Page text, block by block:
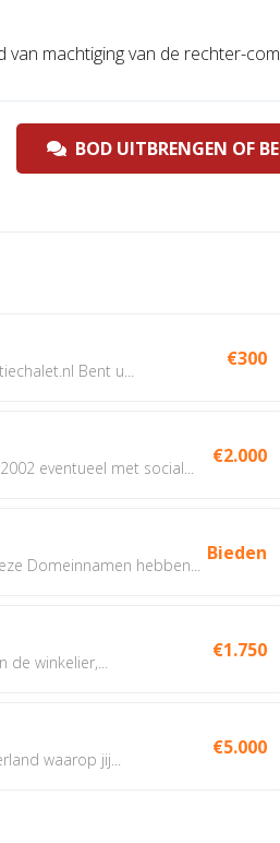
machtiging van de rechter-
BOD UITBRENGEN OF
Bent u...
€300
eventueel met social...
€2.000
Domeinnamen hebben...
Bieden
winkelier,...
€1.750
waarop jij...
€5.000